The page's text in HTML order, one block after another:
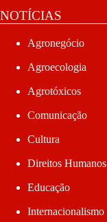
NOTÍCIAS
Agronegócio
Agroecologia
Agrotóxicos
Comunicação
Cultura
Direitos Humanos
Educação
Internacionalismo